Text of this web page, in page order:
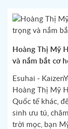
Hoàng Thị Mỹ
và nắm bắt cơ
Esuhai -
Hoàng Thị Mỹ
Quốc tế khác,
sinh ưu tú,
trời mọc, bạn